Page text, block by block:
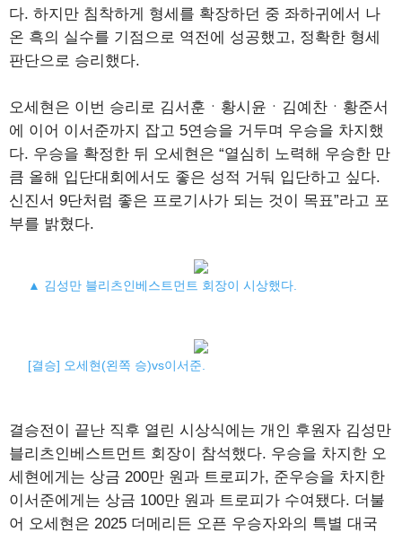
다. 하지만 침착하게 형세를 확장하던 중 좌하귀에서 나
온 흑의 실수를 기점으로 역전에 성공했고, 정확한 형세
판단으로 승리했다.
오세현은 이번 승리로 김서훈ㆍ황시윤ㆍ김예찬ㆍ황준서
에 이어 이서준까지 잡고 5연승을 거두며 우승을 차지했
다. 우승을 확정한 뒤 오세현은 “열심히 노력해 우승한 만
큼 올해 입단대회에서도 좋은 성적 거둬 입단하고 싶다.
신진서 9단처럼 좋은 프로기사가 되는 것이 목표”라고 포
부를 밝혔다.
▲ 김성만 블리츠인베스트먼트 회장이 시상했다.
[결승] 오세현(왼쪽 승)vs이서준.
결승전이 끝난 직후 열린 시상식에는 개인 후원자 김성만
블리츠인베스트먼트 회장이 참석했다. 우승을 차지한 오
세현에게는 상금 200만 원과 트로피가, 준우승을 차지한
이서준에게는 상금 100만 원과 트로피가 수여됐다. 더불
어 오세현은 2025 더메리든 오픈 우승자와의 특별 대국